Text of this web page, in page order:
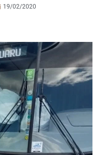
19/02/2020